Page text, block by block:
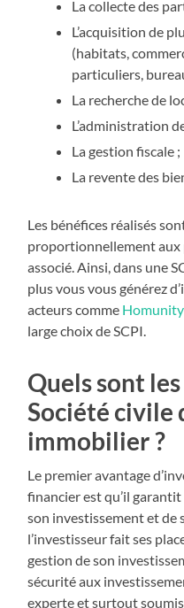
La collecte des
L’acquisition de
(habitats,
particuliers,
La recherche de
L’administration
La gestion fiscale ;
La revente des
Les bénéfices réalisés
proportionnellement aux
associé. Ainsi, dans une
plus vous vous générez
acteurs comme Homunity
large choix de SCPI.
Quels sont
Société civile
immobilier ?
Le premier avantage
financier est qu’il
son investissement et de
l’investisseur fait ses
gestion de son
sécurité aux
experte et surtout